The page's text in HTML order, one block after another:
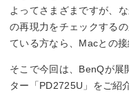
よってさまざまですが、
の再現力をチェックする
ている方なら、Macとの
そこで今回は、BenQが展
ター「PD2725U」をご紹